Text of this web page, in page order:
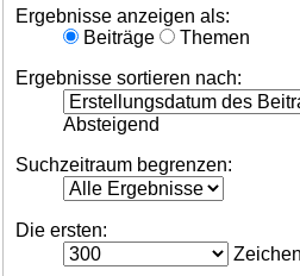
Ergebnisse anzeigen als:
Beiträge
Themen
Ergebnisse sortieren nach:
Absteigend
Suchzeitraum begrenzen:
Die ersten: